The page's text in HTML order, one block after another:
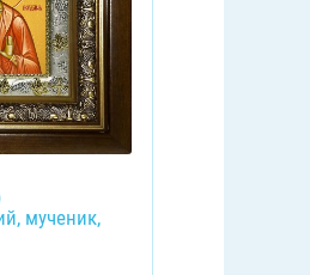
мученик,